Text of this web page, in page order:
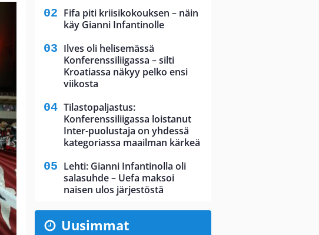
Fifa piti kriisikokouksen – näin
käy Gianni Infantinolle
Ilves oli helisemässä
Konferenssiliigassa – silti
Kroatiassa näkyy pelko ensi
viikosta
Tilastopaljastus:
Konferenssiliigassa loistanut
Inter-puolustaja on yhdessä
kategoriassa maailman kärkeä
Lehti: Gianni Infantinolla oli
salasuhde – Uefa maksoi
naisen ulos järjestöstä
Uusimmat